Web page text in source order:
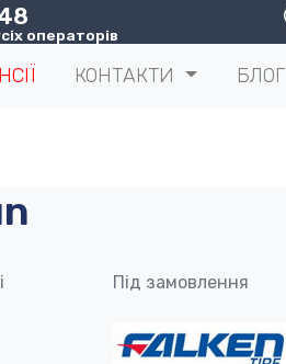
операторів
КОНТАКТИ БЛОГ
Під замовлення